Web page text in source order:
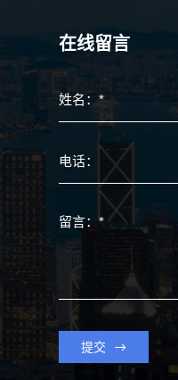
在线留言
提交